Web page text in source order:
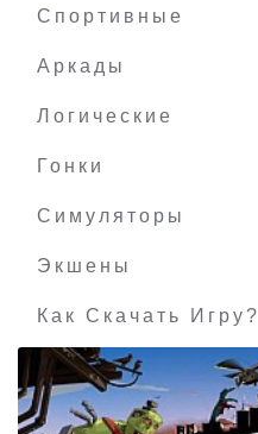
Спортивные
Аркады
Логические
Гонки
Симуляторы
Экшены
Как Скачать Игру?